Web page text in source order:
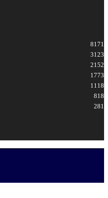
8171
3123
2152
1773
1118
818
281